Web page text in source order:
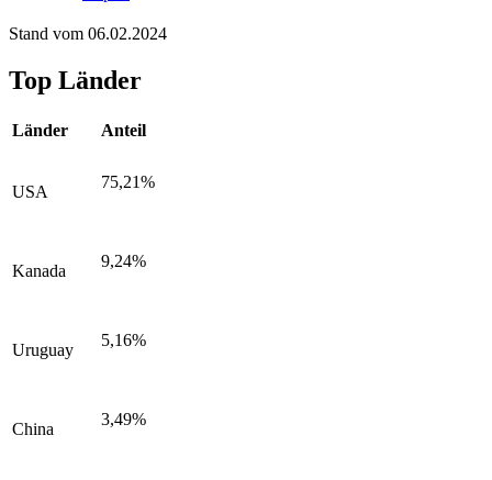
Stand vom 06.02.2024
Top Länder
Länder Anteil
USA
75,21%
Kanada
9,24%
Uruguay
5,16%
China
3,49%